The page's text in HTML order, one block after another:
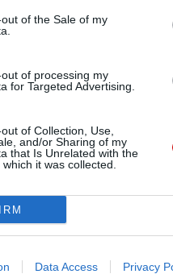
of the Sale of my
of processing my
for Targeted Advertising.
of Collection, Use,
and/or Sharing of my
that Is Unrelated with the
it was collected.
Data Access Privacy
WhatsApp
Email Copy
SVIDERCOSCHI
WYDAWNICTWO ZNAK